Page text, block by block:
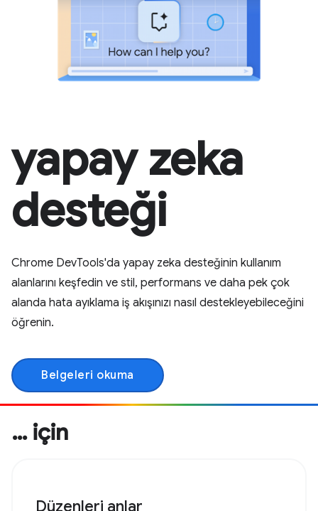
yapay zeka
desteği
Chrome DevTools'da yapay zeka desteğinin kullanım
alanlarını keşfedin ve stil, performans ve daha pek çok
alanda hata ayıklama iş akışınızı nasıl destekleyebileceğini
öğrenin.
Belgeleri okuma
… için
Düzenleri anlar